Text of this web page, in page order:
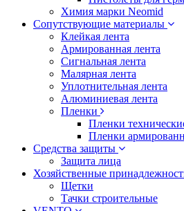
Химия марки Neomid
Сопутствующие материалы
Клейкая лента
Армированная лента
Сигнальная лента
Малярная лента
Уплотнительная лента
Алюминиевая лента
Пленки
Пленки
Пленки
Средства защиты
Защита лица
Хозяйственные
Щетки
Тачки строительные